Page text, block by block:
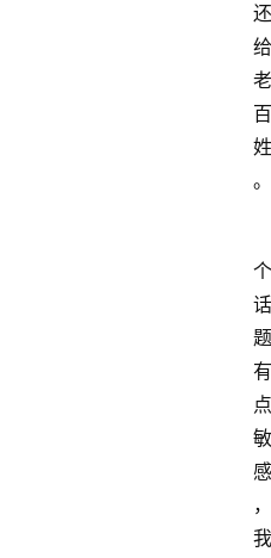
还
给
老
百
姓
。
个
话
题
有
点
敏
感
，
我